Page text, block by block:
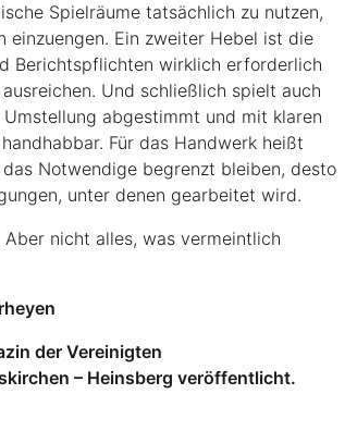
Spielräume tatsächlich zu nutzen,
einzuengen. Ein zweiter Hebel ist die
Berichtspflichten wirklich erforderlich
Und schließlich spielt auch
abgestimmt und mit klaren
Für das Handwerk heißt
Notwendige begrenzt bleiben, desto
unter denen gearbeitet wird.
nicht alles, was vermeintlich
der Vereinigten
– Heinsberg veröffentlicht.